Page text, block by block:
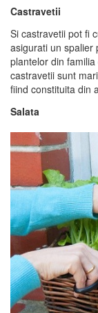
Castravetii
Si castravetii pot fi
asigurati un spalier
plantelor din
castravetii sunt
fiind constituita din
Salata